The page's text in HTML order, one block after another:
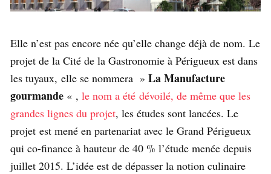
Elle n’est pas encore née qu’elle change déjà de nom. Le
projet de la Cité de la Gastronomie à Périgueux est dans
les tuyaux, elle se nommera » La Manufacture
gourmande « , le nom a été dévoilé, de même que les
grandes lignes du projet, les études sont lancées. Le
projet est mené en partenariat avec le Grand Périgueux
qui co-finance à hauteur de 40 % l’étude menée depuis
juillet 2015. L’idée est de dépasser la notion culinaire